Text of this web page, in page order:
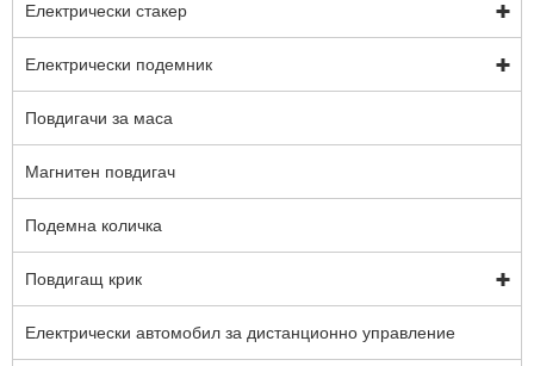
Електрически стакер
Електрически подемник
Повдигачи за маса
Магнитен повдигач
Подемна количка
Повдигащ крик
Електрически автомобил за дистанционно управление